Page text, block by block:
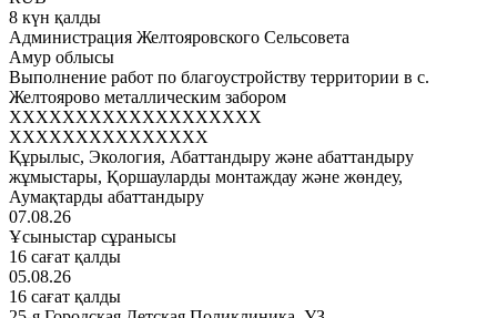
8 күн қалды
Администрация Желтояровского Сельсовета
Амур облысы
Выполнение работ по благоустройству территории в с.
Желтоярово металлическим забором
XXXXXXXXXXXXXXXXXXX
XXXXXXXXXXXXXXX
Құрылыс, Экология, Абаттандыру және абаттандыру
жұмыстары, Қоршауларды монтаждау және жөндеу,
Аумақтарды абаттандыру
07.08.26
Ұсыныстар сұранысы
16 сағат қалды
05.08.26
16 сағат қалды